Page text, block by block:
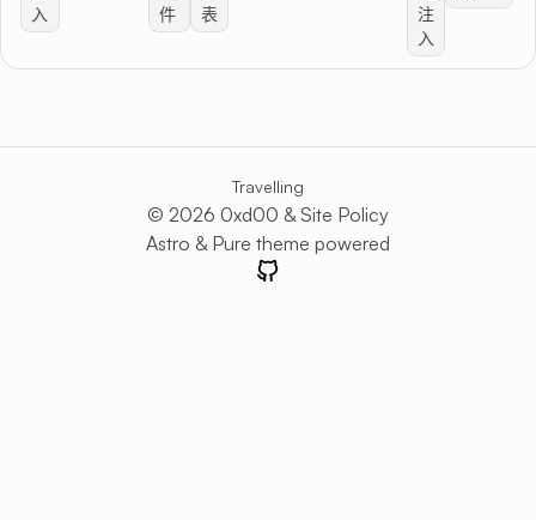
入
件
表
注
入
Travelling
© 2026 0xd00 &Site Policy
Astro & Pure theme powered
GitHub